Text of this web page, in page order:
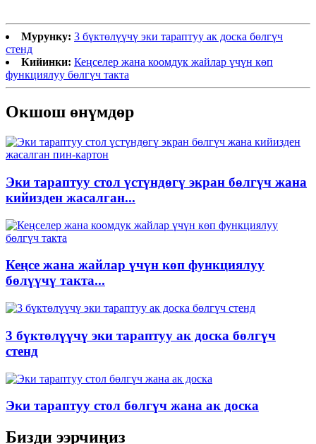
Мурунку: 3 бүктөлүүчү эки тараптуу ак доска бөлгүч
стенд
Кийинки: Кеңселер жана коомдук жайлар үчүн көп
функциялуу бөлгүч такта
Окшош өнүмдөр
Эки тараптуу стол үстүндөгү экран бөлгүч жана
кийизден жасалган...
Кеңсе жана жайлар үчүн көп функциялуу
бөлүүчү такта...
3 бүктөлүүчү эки тараптуу ак доска бөлгүч
стенд
Эки тараптуу стол бөлгүч жана ак доска
Бизди ээрчиңиз